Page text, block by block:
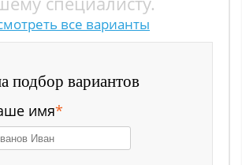
все варианты
подбор вариантов
имя*